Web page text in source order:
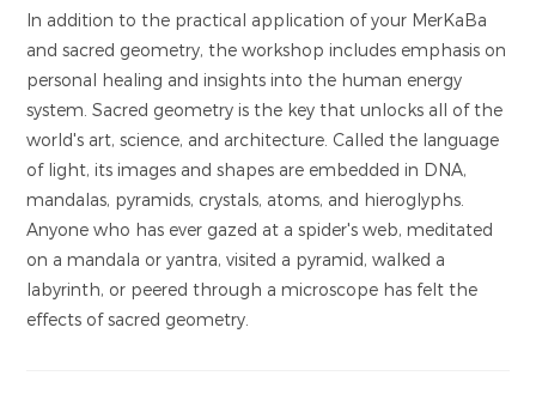
In addition to the practical application of your MerKaBa
and sacred geometry, the workshop includes emphasis on
personal healing and insights into the human energy
system. Sacred geometry is the key that unlocks all of the
world's art, science, and architecture. Called the language
of light, its images and shapes are embedded in DNA,
mandalas, pyramids, crystals, atoms, and hieroglyphs.
Anyone who has ever gazed at a spider's web, meditated
on a mandala or yantra, visited a pyramid, walked a
labyrinth, or peered through a microscope has felt the
effects of sacred geometry.